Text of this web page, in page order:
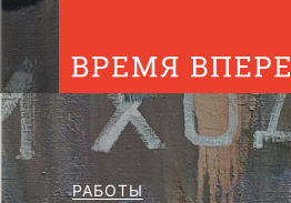
Сезон 3
РАБОТЫ